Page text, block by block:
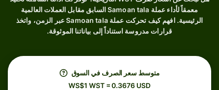
معمقاً لأداء عملة Samoan tala السابق مقابل العملات العالمية
الرئيسية. افهم كيف تحركت عملة Samoan tala عبر الزمن، واتخذ
قرارات مدروسة استناداً إلى بياناتنا الموثوقة.
متوسط ​​سعر الصرف في السوق
WS$1 WST = 0.3676 USD